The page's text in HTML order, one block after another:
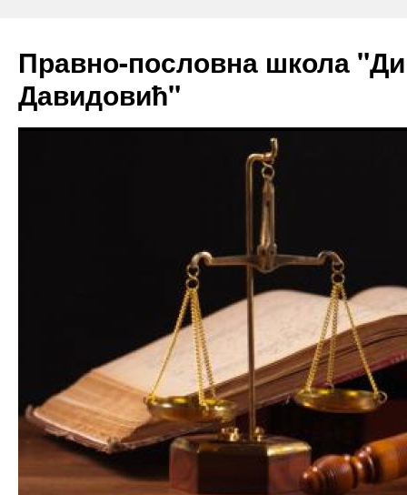
content
Правно-пословна школа
Давидовић"